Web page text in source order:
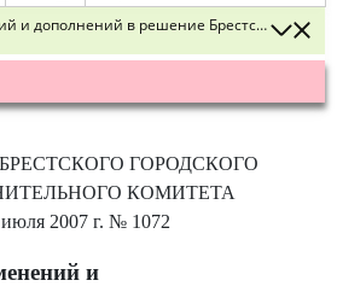
и дополнений в решение Брестского
БРЕСТСКОГО ГОРОДСКОГО
КОМИТЕТА
2007 г. № 1072
и